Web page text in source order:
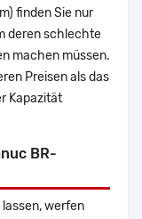
finden Sie nur
deren schlechte
machen müssen.
Preisen als das
Kapazität
BR-
lassen, werfen